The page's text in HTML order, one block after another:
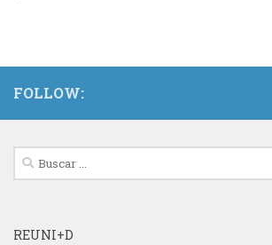
FOLLOW:
Buscar:
REUNI+D